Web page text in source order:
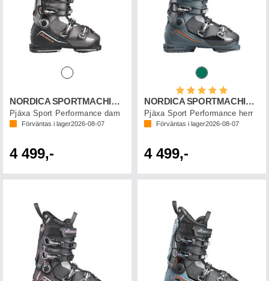
NORDICA SPORTMACHINE 3 85 W GW
Pjäxa Sport Performance dam
Förväntas i lager2026-08-07
4 499,-
Betyg:
NORDICA SPORTMACHINE 3 100 GW
Pjäxa Sport Performance herr
Förväntas i lager2026-08-07
4 499,-